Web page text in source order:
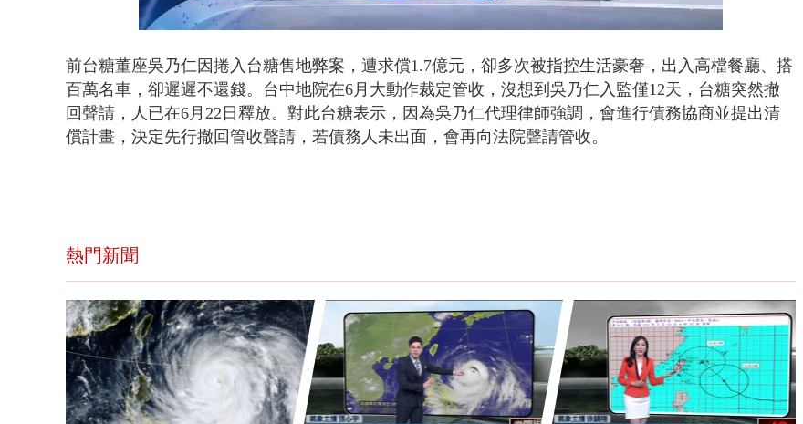
Unmute
36.70%
前台糖董座吳乃仁因捲入台糖售地弊案，遭求償1.7億元，卻多次被指控生活豪奢，出入高檔餐廳、搭
百萬名車，卻遲遲不還錢。台中地院在6月大動作裁定管收，沒想到吳乃仁入監僅12天，台糖突然撤
回聲請，人已在6月22日釋放。對此台糖表示，因為吳乃仁代理律師強調，會進行債務協商並提出清
償計畫，決定先行撤回管收聲請，若債務人未出面，會再向法院聲請管收。
熱門新聞